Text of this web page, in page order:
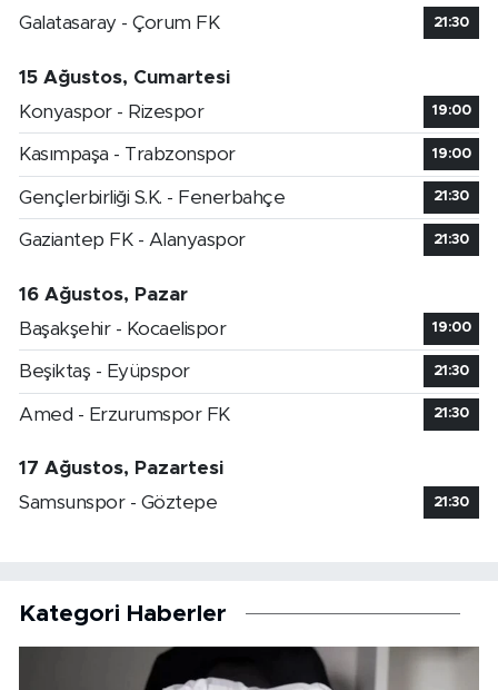
Galatasaray - Çorum FK
21:30
15 Ağustos, Cumartesi
Konyaspor - Rizespor
19:00
Kasımpaşa - Trabzonspor 19:00
Gençlerbirliği S.K. - Fenerbahçe 21:30
Gaziantep FK - Alanyaspor 21:30
16 Ağustos, Pazar
Başakşehir - Kocaelispor
19:00
Beşiktaş - Eyüpspor 21:30
Amed - Erzurumspor FK 21:30
17 Ağustos, Pazartesi
Samsunspor - Göztepe
21:30
Kategori Haberler